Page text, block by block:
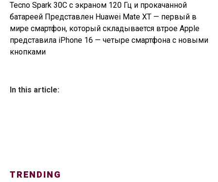
Tecno Spark 30C с экраном 120 Гц и прокачанной
батареей Представлен Huawei Mate XT — первый в
мире смартфон, который складывается втрое Apple
представила iPhone 16 — четыре смартфона с новыми
кнопками
In this article:
TRENDING